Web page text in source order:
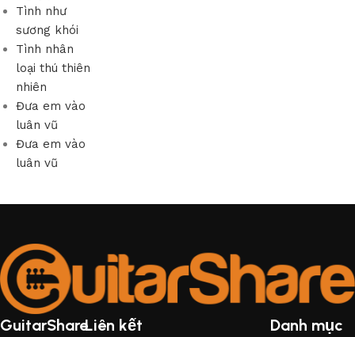
Tình như
sương khói
Tình nhân
loại thú thiên
nhiên
Đưa em vào
luân vũ
Đưa em vào
luân vũ
GuitarShareLiên kết Danh mục